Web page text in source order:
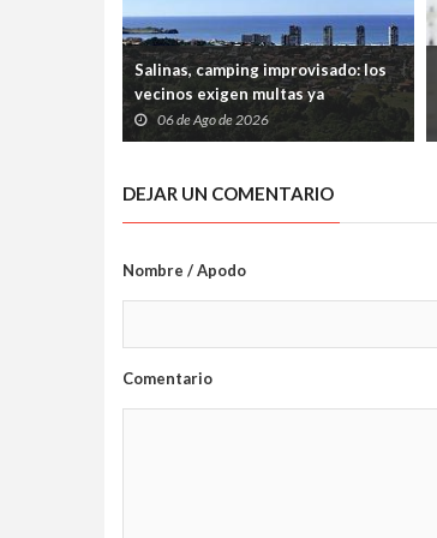
Salinas, camping improvisado: los
vecinos exigen multas ya
06 de Ago de 2026
DEJAR UN COMENTARIO
Nombre / Apodo
Comentario